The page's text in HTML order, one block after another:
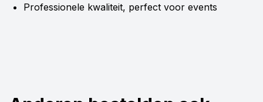
Professionele kwaliteit, perfect voor events